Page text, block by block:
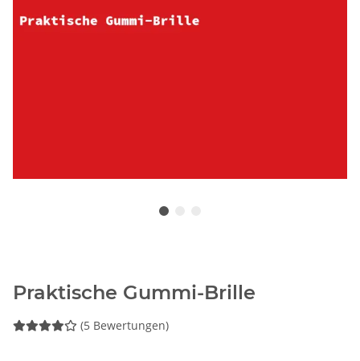
Praktische Gummi-Brille
(5 Bewertungen)